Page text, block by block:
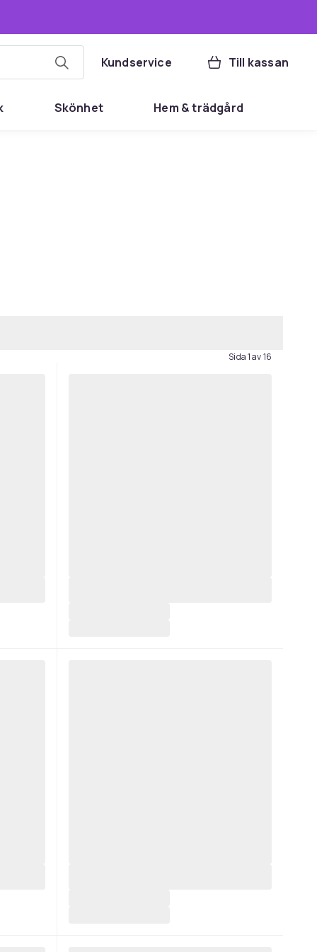
Kundservice Till kassan
Skönhet Hem & trädgård
Sida 1 av 16